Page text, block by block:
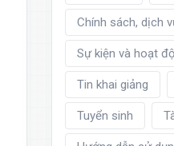
Chính sách, dịch
Sự kiện và hoạt
Tin khai giảng
Tuyển sinh